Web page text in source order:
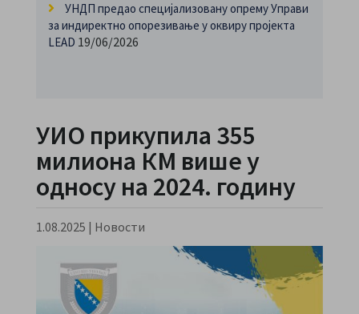
УНДП предао специјализовану опрему Управи
за индиректно опорезивање у оквиру пројекта
LEAD 19/06/2026
УИО прикупила 355
милиона КМ више у
односу на 2024. годину
1.08.2025 | Новости